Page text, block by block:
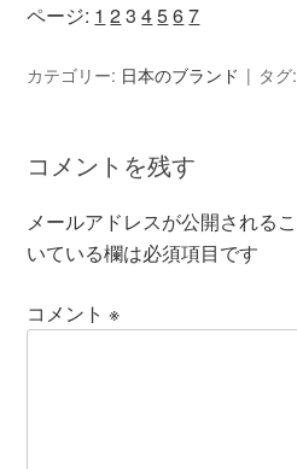
ページ: 1 23 4567
カテゴリー: 日本のブランド タ
コメントを残す
メールアドレスが公開される
いている欄は必須項目です
コメント※